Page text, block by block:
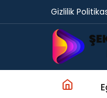
Gizlilik
Dr. Servet